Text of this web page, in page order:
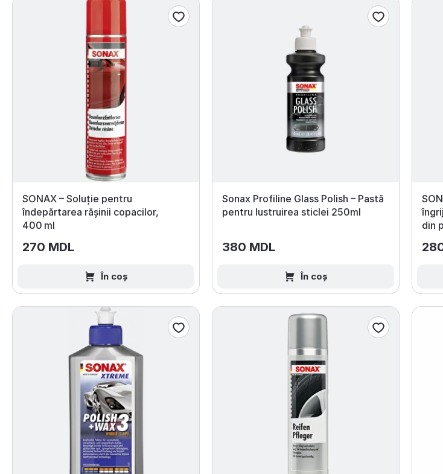
SONAX – Soluție pentru
îndepărtarea rășinii copacilor,
400 ml
270 MDL
În coș
Sonax Profiline Glass Polish – Pastă
pentru lustruirea sticlei 250ml
380 MDL
În coș
din